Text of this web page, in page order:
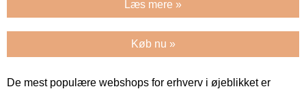
Læs mere »
Køb nu »
De mest populære webshops for erhverv i øjeblikket er